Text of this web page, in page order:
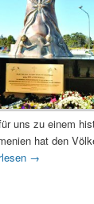
uns zu einem
hat den
→